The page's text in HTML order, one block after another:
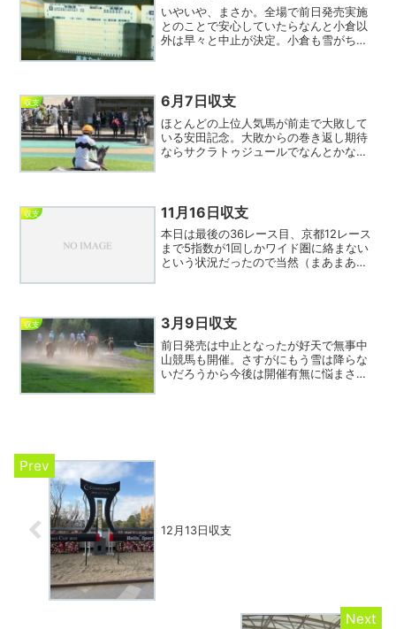
いやいや、まさか。全場で前日発売実施
とのことで安心していたらなんと小倉以
外は早々と中止が決定。小倉も雪がちら
あるなら前日発売はNG...
収支 6月7日収支
ほとんどの上位人気馬が前走で大敗して
いる安田記念。大敗からの巻き返し期待
ならサクラトゥジュールでなんとかなら
り替わった人気の⑬は...
収支 11月16日収支
本日は最後の36レース目、京都12レース
まで5指数が1回しかワイド圏に絡まない
という状況だったので当然（まあまあ人
のではないだろう...
収支 3月9日収支
前日発売は中止となったが好天で無事中
山競馬も開催。さすがにもう雪は降らな
いだろうから今後は開催有無に悩まされ
12月13日収支